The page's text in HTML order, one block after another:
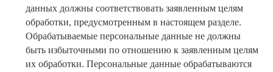
данных должны соответствовать заявленным целям
обработки, предусмотренным в настоящем разделе.
Обрабатываемые персональные данные не должны
быть избыточными по отношению к заявленным целям
их обработки. Персональные данные обрабатываются